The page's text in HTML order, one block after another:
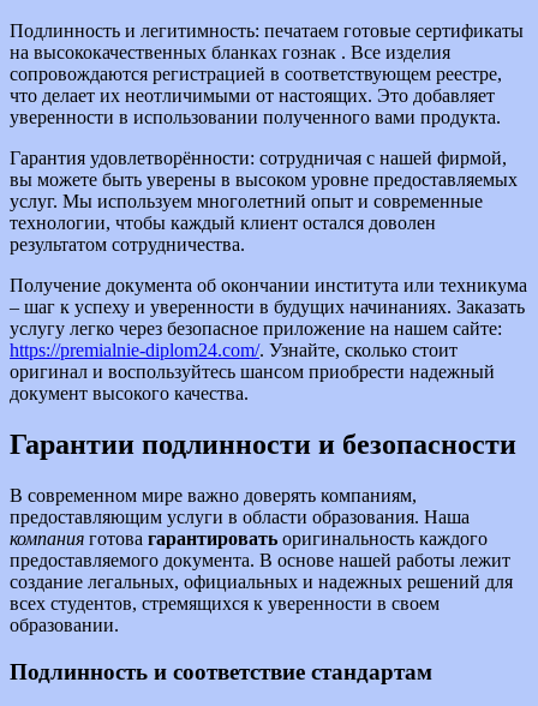
Подлинность и легитимность: печатаем готовые сертификаты
на высококачественных бланках гознак . Все изделия
сопровождаются регистрацией в соответствующем реестре,
что делает их неотличимыми от настоящих. Это добавляет
уверенности в использовании полученного вами продукта.
Гарантия удовлетворённости: сотрудничая с нашей фирмой,
вы можете быть уверены в высоком уровне предоставляемых
услуг. Мы используем многолетний опыт и современные
технологии, чтобы каждый клиент остался доволен
результатом сотрудничества.
Получение документа об окончании института или техникума
– шаг к успеху и уверенности в будущих начинаниях. Заказать
услугу легко через безопасное приложение на нашем сайте:
https://premialnie-diplom24.com/. Узнайте, сколько стоит
оригинал и воспользуйтесь шансом приобрести надежный
документ высокого качества.
Гарантии подлинности и безопасности
В современном мире важно доверять компаниям,
предоставляющим услуги в области образования. Наша
компания готова гарантировать оригинальность каждого
предоставляемого документа. В основе нашей работы лежит
создание легальных, официальных и надежных решений для
всех студентов, стремящихся к уверенности в своем
образовании.
Подлинность и соответствие стандартам